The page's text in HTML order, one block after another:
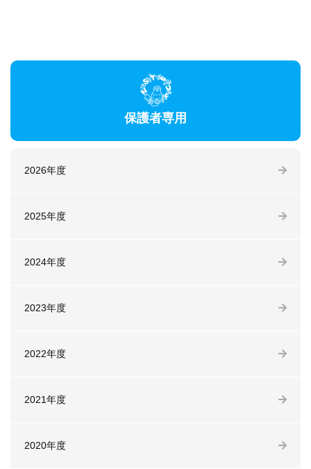
保護者専用
2026年度
2025年度
2024年度
2023年度
2022年度
2021年度
2020年度